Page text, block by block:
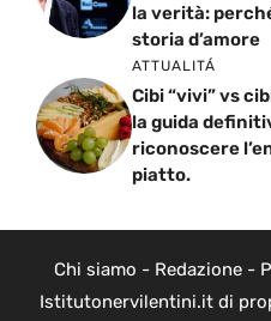
la verità:
storia d’amore
ATTUALITÁ
Cibi “vivi” vs
la guida
riconoscere
piatto.
Chi siamo - Redazione-
Istitutonervilentini.it di